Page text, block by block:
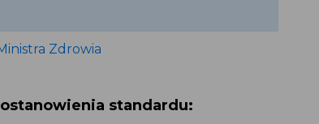
Zdrowia
standardu: